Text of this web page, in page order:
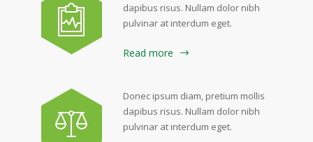
dapibus risus. Nullam dolor nibh
pulvinar at interdum eget.
Read more
Donec ipsum diam, pretium mollis
dapibus risus. Nullam dolor nibh
pulvinar at interdum eget.